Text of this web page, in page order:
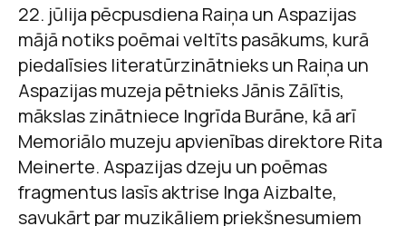
22. jūlija pēcpusdiena Raiņa un Aspazijas
mājā notiks poēmai veltīts pasākums, kurā
piedalīsies literatūrzinātnieks un Raiņa un
Aspazijas muzeja pētnieks Jānis Zālītis,
mākslas zinātniece Ingrīda Burāne, kā arī
Memoriālo muzeju apvienības direktore Rita
Meinerte. Aspazijas dzeju un poēmas
fragmentus lasīs aktrise Inga Aizbalte,
savukārt par muzikāliem priekšnesumiem